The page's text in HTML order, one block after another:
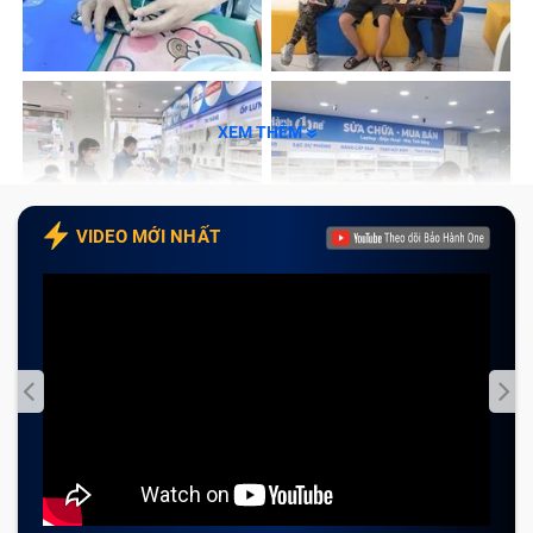
Dấu hiệu nhận biết màn hình laptop
Dell Latitude 7480 (đã bao gồm công)
cần được sửa chữa
Vì màn hình là bộ phận rất mong manh nên cho dù bạn
là một người dùng sử dụng laptop cực kỳ cẩn thận thì
đôi khi cũng không tránh khỏi việc vô tình gây ra
những vấn đề rắc rối cho màn hình máy tính.
trong laptop sẽ bị hao mòn theo thời gian nên việc
dấu hiệu khác bạn có thể thấy rõ ràng như sau:
XEM THÊM
VIDEO MỚI NHẤT